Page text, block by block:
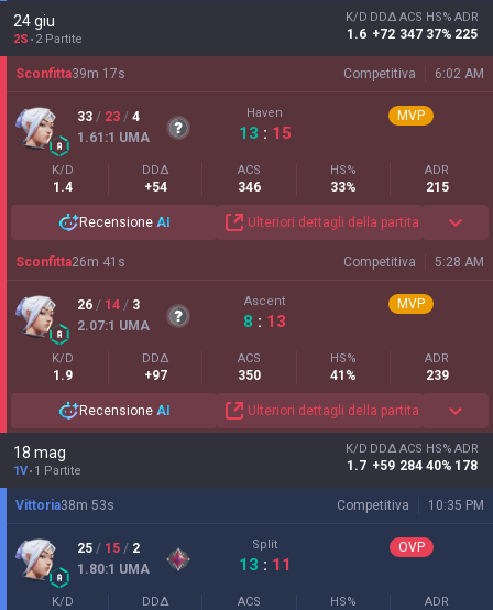
24 giu
2S 2 Partite
K/D
1.6
DDΔ
+72
ACS
347
HS%
37%
ADR
225
Competitiva 6:02 AM
Sconfitta39m 17s
33 / 23 / 4
1.61 :1 UMA
Haven
13 : 15
MVP
K/D
1.4
DDΔ
+54
ACS
346
HS%
33%
ADR
215
Recensione AI Ulteriori dettagli della partita
Competitiva 5:28 AM
Sconfitta26m 41 s
26 / 14 / 3
2.07:1 UMA
Ascent
8 : 13
MVP
K/D
1.9
DDΔ
+97
ACS
350
HS%
41%
ADR
239
Recensione AI Ulteriori dettagli della partita
18 mag
1V 1 Partite
K/D
1.7
DDΔ
+59
ACS
284
HS%
40%
ADR
178
Competitiva 10:35 PM
Vittoria38m 53s
25 / 15 / 2
1.80:1 UMA
Split
13 : 11
OVP
K/D DDΔ ACS HS% ADR